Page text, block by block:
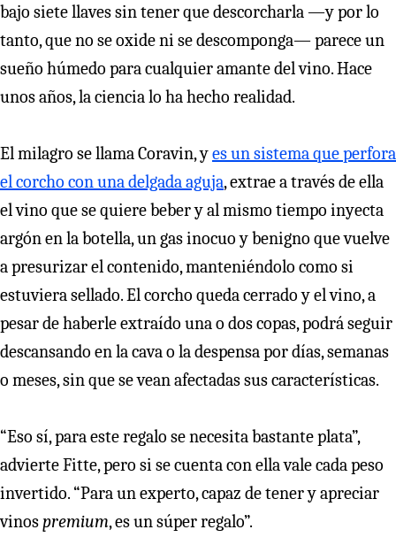
bajo siete llaves sin tener que descorcharla —y por lo
tanto, que no se oxide ni se descomponga— parece un
sueño húmedo para cualquier amante del vino. Hace
unos años, la ciencia lo ha hecho realidad.
El milagro se llama Coravin, yes un sistema que perfora
el corcho con una delgada aguja, extrae a través de ella
el vino que se quiere beber y al mismo tiempo inyecta
argón en la botella, un gas inocuo y benigno que vuelve
a presurizar el contenido, manteniéndolo como si
estuviera sellado. El corcho queda cerrado y el vino, a
pesar de haberle extraído una o dos copas, podrá seguir
descansando en la cava o la despensa por días, semanas
o meses, sin que se vean afectadas sus características.
“Eso sí, para este regalo se necesita bastante plata”,
advierte Fitte, pero si se cuenta con ella vale cada peso
invertido. “Para un experto, capaz de tener y apreciar
vinospremium, es un súper regalo”.